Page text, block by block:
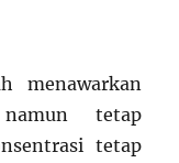
menawarkan
tetap
tetap